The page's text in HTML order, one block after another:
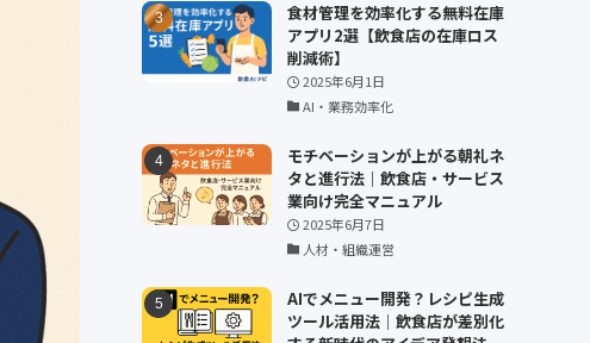
食材管理を効率化する無料在庫
アプリ2選【飲食店の在庫ロス
削減術】
2025年6月1日
AI・業務効率化
モチベーションが上がる朝礼ネ
タと進行法｜飲食店・サービス
業向け完全マニュアル
2025年6月7日
人材・組織運営
AIでメニュー開発？レシピ生成
ツール活用法｜飲食店が差別化